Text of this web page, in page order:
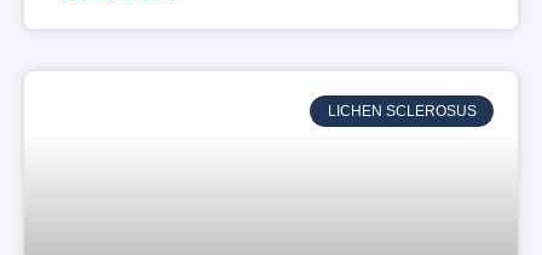
LICHEN SCLEROSUS